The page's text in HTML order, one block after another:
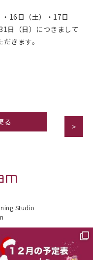
16日（土）・17日
日（日）につきまして
きます。
る >
Studio